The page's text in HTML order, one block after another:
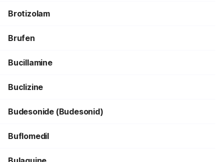
Brotizolam
Brufen
Bucillamine
Buclizine
Budesonide (Budesonid)
Buflomedil